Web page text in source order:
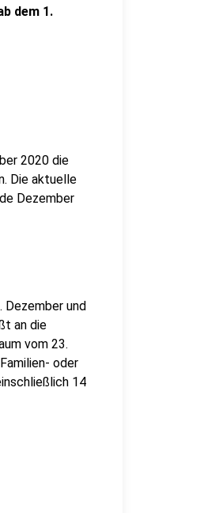
dem 1.
2020 die
Die aktuelle
Dezember
Dezember und
an die
vom 23.
oder
14